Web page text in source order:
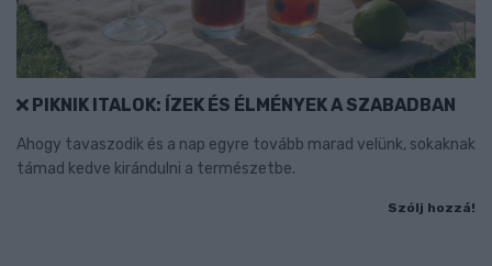
PIKNIK ITALOK: ÍZEK ÉS ÉLMÉNYEK A SZABADBAN
Ahogy tavaszodik és a nap egyre tovább marad velünk, sokaknak
támad kedve kirándulni a természetbe.
Szólj hozzá!